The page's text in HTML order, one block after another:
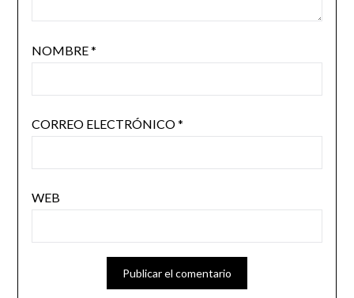
NOMBRE*
CORREO ELECTRÓNICO*
WEB